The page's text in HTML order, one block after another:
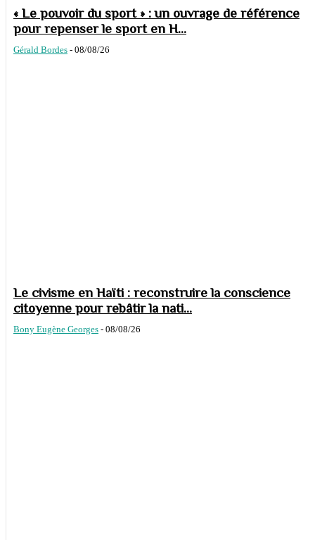
« Le pouvoir du sport » : un ouvrage de référence
pour repenser le sport en H...
Gérald Bordes - 08/08/26
Le civisme en Haïti : reconstruire la conscience
citoyenne pour rebâtir la nati...
Bony Eugène Georges - 08/08/26